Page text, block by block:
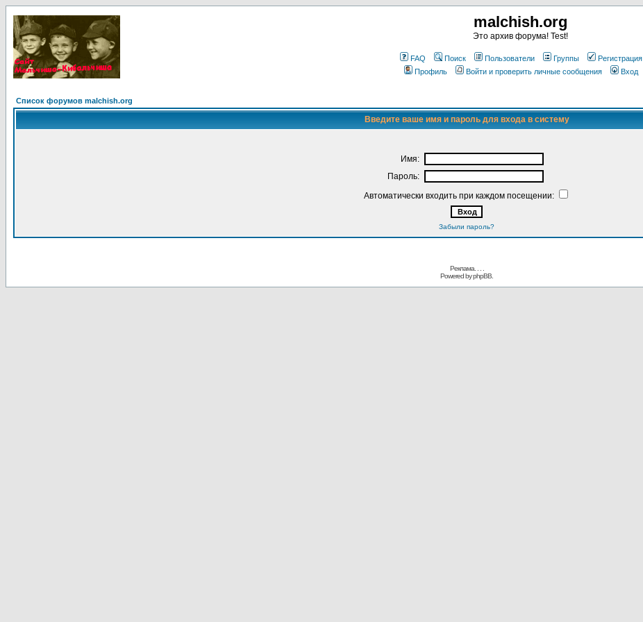
malchish.org
Это архив форума! Test!
FAQ Поиск Пользователи Группы
Регистрация
Профиль
Войти и проверить личные сообщения Вход
Список форумов malchish.org
Введите ваше имя и пароль для входа в систему
Имя:
Пароль:
Автоматически входить при каждом посещении:
Забыли пароль?
Реклама. . .
Powered byphpBB.